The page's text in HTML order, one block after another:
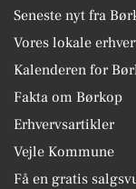
Seneste nyt fra
Vores lokale
Kalenderen for
Fakta om Børkop
Erhvervsartikler
Vejle Kommune
Få en gratis